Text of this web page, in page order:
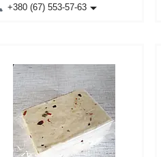
+380 (67) 553-57-63